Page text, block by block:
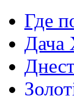
Где
Дача